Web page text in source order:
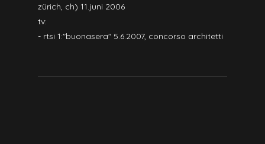
zürich, ch) 11.juni 2006
tv:
- rtsi 1:"buonasera" 5.6.2007, concorso architetti